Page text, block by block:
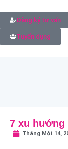
Đăng ký tư vấn
Tuyển dụng
7 xu hướng
Tháng Một 14,